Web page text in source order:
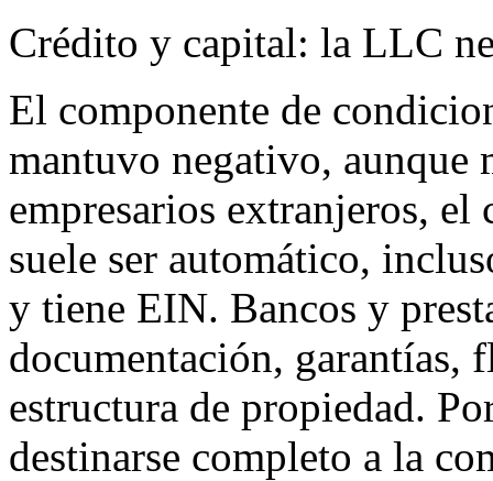
Crédito y capital: la LLC
El componente de
mantuvo negativo, aunque
empresarios extranjeros,
suele ser automático,
y tiene EIN. Bancos y
documentación, garantías,
estructura de propiedad.
destinarse completo a la